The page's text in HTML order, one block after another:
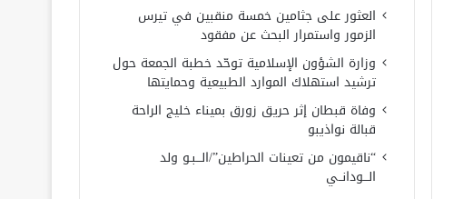
العثور على جثامين خمسة منقبين في تيرس
الزمور واستمرار البحث عن مفقود
وزارة الشؤون الإسلامية توحّد خطبة الجمعة حول
ترشيد استهلاك الموارد الطبيعية وحمايتها
وفاة قبطان إثر حريق زورق بميناء خليج الراحة
قبالة نواذيبو
“ناقيمون من تعينات الحراطين”/الـــبـو ولد
الـــودانــي